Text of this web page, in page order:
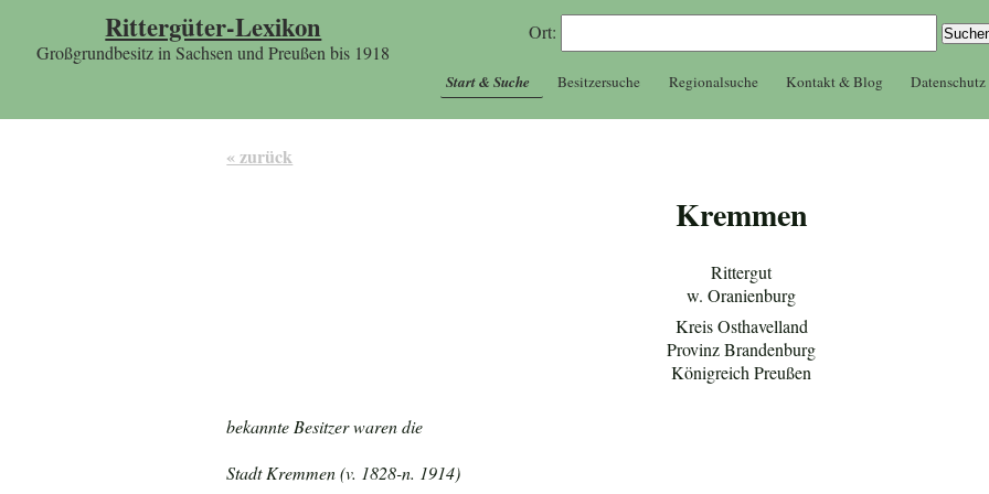
Rittergüter-Lexikon
Großgrundbesitz in Sachsen und Preußen bis 1918
Ort:
Start & Suche Besitzersuche Regionalsuche Kontakt & Blog Datenschutz
« zurück
Kremmen
Rittergut
w. Oranienburg
Kreis Osthavelland
Provinz Brandenburg
Königreich Preußen
bekannte Besitzer waren die
Stadt Kremmen (v. 1828-n. 1914)